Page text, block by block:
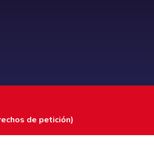
de petición)